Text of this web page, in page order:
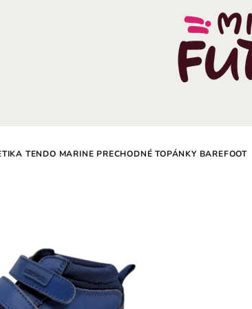
TENDO MARINE PRECHODNÉ TOPÁNKY BAREFOOT